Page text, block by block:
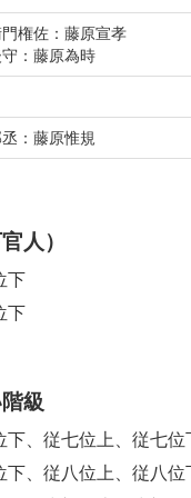
権佐：藤原宣孝
：藤原為時
：藤原惟規
人）
下
下
級
下、従七位上、従七位
下、従八位上、従八位